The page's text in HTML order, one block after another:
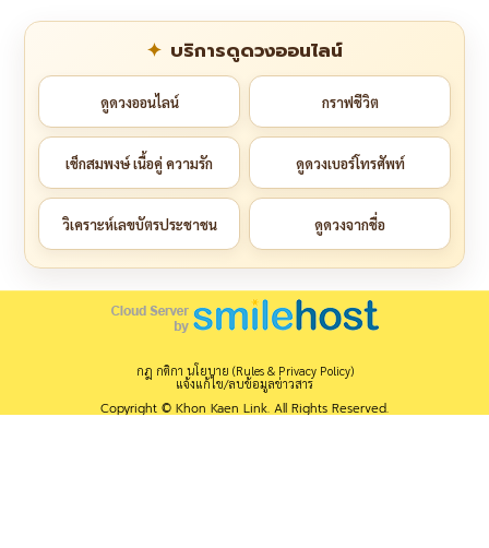
บริการดูดวงออนไลน์
ดูดวงออนไลน์ กราฟชีวิต
เช็กสมพงษ์ เนื้อคู่ ความรัก ดูดวงเบอร์โทรศัพท์
วิเคราะห์เลขบัตรประชาชน ดูดวงจากชื่อ
กฎ กติกา นโยบาย (Rules & Privacy Policy)
แจ้งแก้ไข/ลบข้อมูลข่าวสาร
Copyright © Khon Kaen Link. All Rights Reserved.